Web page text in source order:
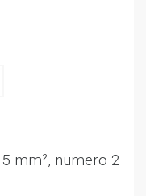
mm², numero 2